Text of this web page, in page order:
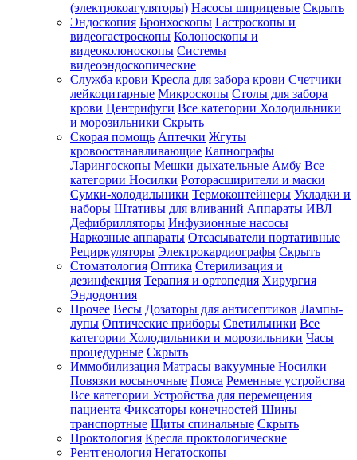
(электрокоагуляторы) Насосы шприцевые Скрыть
Эндоскопия Бронхоскопы Гастроскопы и
видеогастроскопы Колоноскопы и
видеоколоноскопы Системы
видеоэндоскопические
Служба крови Кресла для забора крови Счетчики
лейкоцитарные Микроскопы Столы для забора
крови Центрифуги Все категории Холодильники
и морозильники Скрыть
Скорая помощь Аптечки Жгуты
кровоостанавливающие Капнографы
Ларингоскопы Мешки дыхательные Амбу Все
категории Носилки Роторасширители и маски
Сумки-холодильники Термоконтейнеры Укладки и
наборы Штативы для вливаний Аппараты ИВЛ
Дефибрилляторы Инфузионные насосы
Наркозные аппараты Отсасыватели портативные
Рециркуляторы Электрокардиографы Скрыть
Стоматология Оптика Стерилизация и
дезинфекция Терапия и ортопедия Хирургия
Эндодонтия
Прочее Весы Дозаторы для антисептиков Лампы-
лупы Оптические приборы Светильники Все
категории Холодильники и морозильники Часы
процедурные Скрыть
Иммобилизация Матрасы вакуумные Носилки
Повязки косыночные Пояса Ременные устройства
Все категории Устройства для перемещения
пациента Фиксаторы конечностей Шины
транспортные Щиты спинальные Скрыть
Проктология Кресла проктологические
Рентгенология Негатоскопы